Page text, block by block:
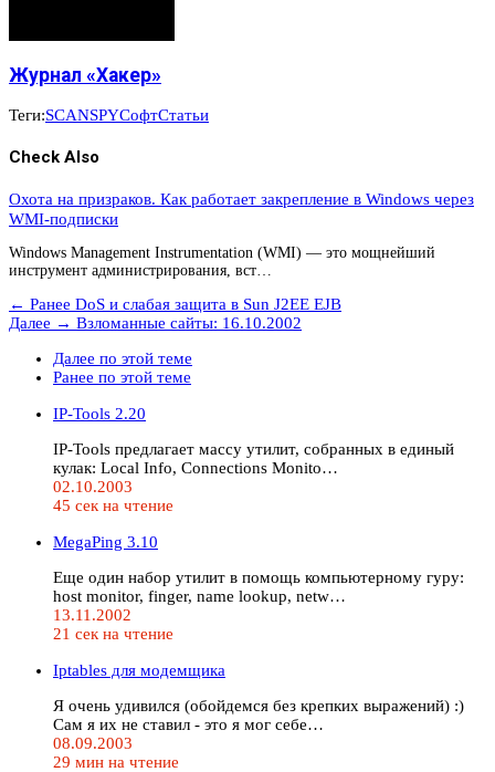
Журнал «Хакер»
Теги:SCANSPYСофтСтатьи
Check Also
Охота на призраков. Как работает закрепление в Windows через
WMI-подписки
Windows Management Instrumentation (WMI) — это мощнейший
инструмент администрирования, вст…
← Ранее DoS и слабая защита в Sun J2EE EJB
Далее → Взломанные сайты: 16.10.2002
Далее по этой теме
Ранее по этой теме
IP-Tools 2.20
IP-Tools предлагает массу утилит, собранных в единый
кулак: Local Info, Connections Monito…
02.10.2003
45 сек на чтение
MegaPing 3.10
Еще один набор утилит в помощь компьютерному гуру:
host monitor, finger, name lookup, netw…
13.11.2002
21 сек на чтение
Iptables для модемщика
Я очень удивился (обойдемся без крепких выражений) :)
Сам я их не ставил - это я мог себе…
08.09.2003
29 мин на чтение